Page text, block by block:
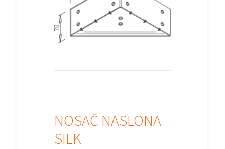
NOSAČ NASLONA
SILK